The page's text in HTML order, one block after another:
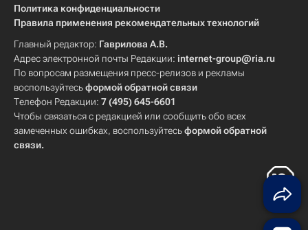
Политика конфиденциальности
Правила применения рекомендательных технологий
Главный редактор: Гаврилова А.В.
Адрес электронной почты Редакции: internet-group@ria.ru
По вопросам размещения пресс-релизов и рекламы
воспользуйтесьформой обратной связи
Телефон Редакции: 7 (495) 645-6601
Чтобы связаться с редакцией или сообщить обо всех
замеченных ошибках, воспользуйтесьформой обратной
связи.